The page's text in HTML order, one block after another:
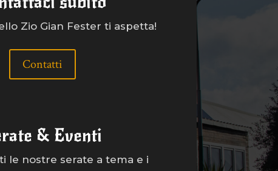
Zio Gian Fester ti aspetta!
Contatti
& Eventi
le nostre serate a tema e i